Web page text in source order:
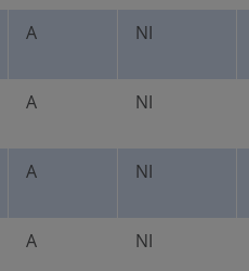
A NI
A NI
A NI
A NI